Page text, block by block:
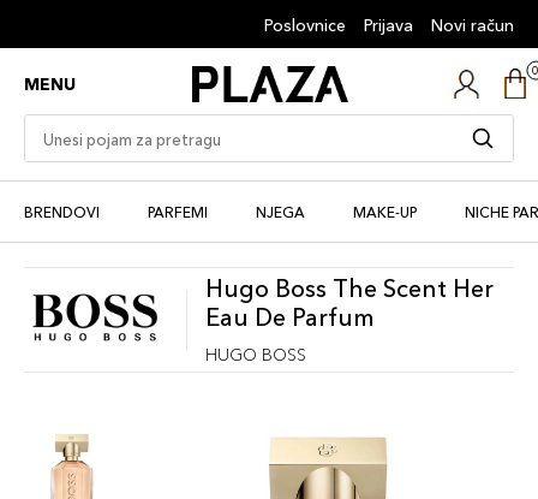
Poslovnice Prijava Novi račun
MENU
BRENDOVI PARFEMI NJEGA MAKE-UP NICHE
Hugo Boss The Scent Her
Eau De Parfum
HUGO BOSS